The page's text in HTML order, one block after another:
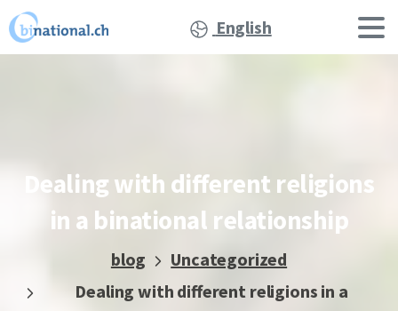
English
Dealingwith different religions
in a binational relationship
blog
Uncategorized
Dealing with different religions in a